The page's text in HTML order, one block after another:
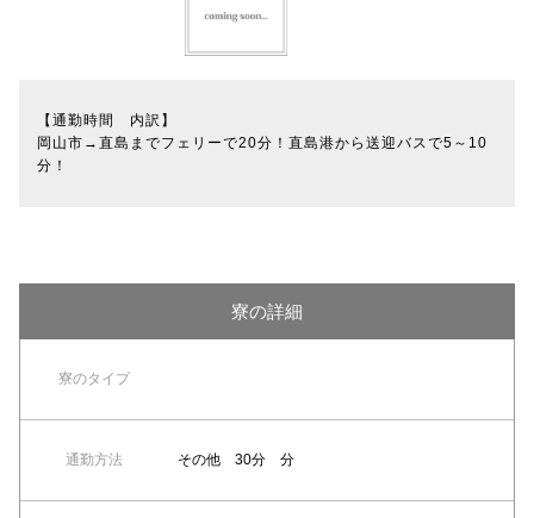
【通勤時間 内訳】
岡山市→直島までフェリーで20分！直島港から送迎バスで5～10
分！
寮の詳細
寮のタイプ
通勤方法 その他 30分 分